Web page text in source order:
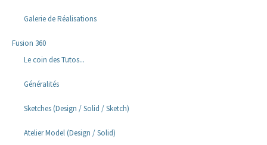
Galerie de Réalisations
Fusion 360
Le coin des Tutos...
Généralités
Sketches (Design / Solid / Sketch)
Atelier Model (Design / Solid)